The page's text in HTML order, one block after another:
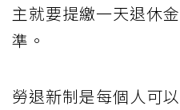
主就要提繳一天退休
準。
勞退新制是每個人可